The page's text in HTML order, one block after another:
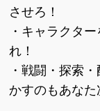
させろ！
・キャラクタ
れ！
・戦闘・探索
かすのもあなた